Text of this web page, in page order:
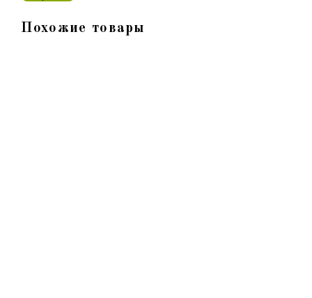
Похожие товары